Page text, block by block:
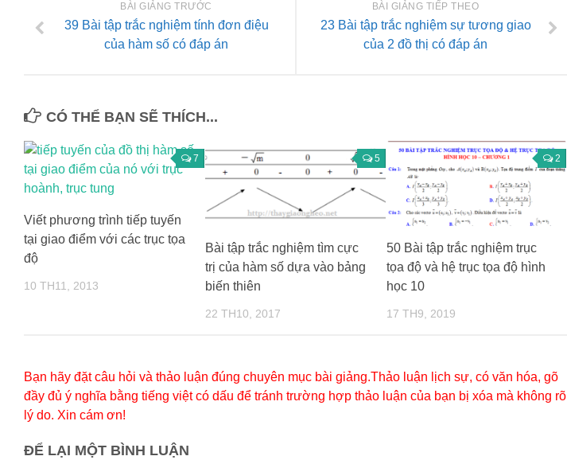
BÀI GIẢNG TIẾP THEO
23 Bài tập trắc nghiệm sự tương giao
của 2 đồ thị có đáp án
BÀI GIẢNG TRƯỚC
39 Bài tập trắc nghiệm tính đơn điệu
của hàm số có đáp án
CÓ THỂ BẠN SẼ THÍCH...
7
Viết phương trình tiếp tuyến
tại giao điểm với các trục tọa
độ
10 TH11, 2013
5
Bài tập trắc nghiệm tìm cực
trị của hàm số dựa vào bảng
biến thiên
22 TH10, 2017
2
50 Bài tập trắc nghiệm trục
tọa độ và hệ trục tọa độ hình
học 10
17 TH9, 2019
Bạn hãy đặt câu hỏi và thảo luận đúng chuyên mục bài giảng.Thảo luận lịch sự, có văn hóa, gõ
đầy đủ ý nghĩa bằng tiếng việt có dấu để tránh trường hợp thảo luận của bạn bị xóa mà không rõ
lý do. Xin cám ơn!
ĐỂ LẠI MỘT BÌNH LUẬN